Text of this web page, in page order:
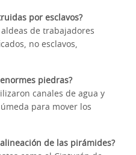
por esclavos?
de trabajadores
no esclavos,
piedras?
canales de agua y
para mover los
de las pirámides?